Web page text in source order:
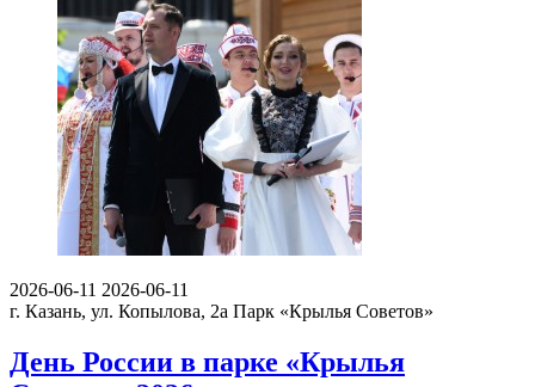
2026-06-11 2026-06-11
г. Казань, ул. Копылова, 2а Парк «Крылья Советов»
День России в парке «Крылья